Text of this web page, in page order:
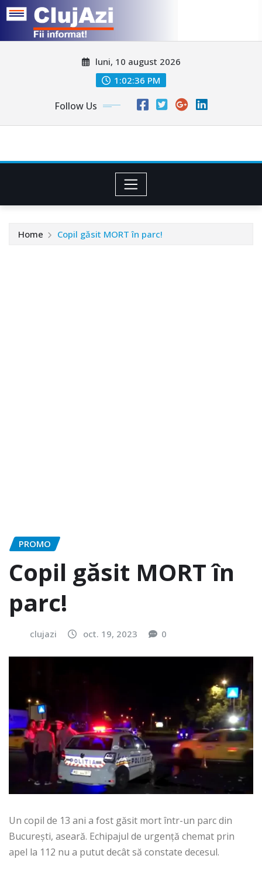
luni, 10 august 2026
1:02:39 PM
Follow Us
Home Copil găsit MORT în parc!
PROMO
Copil găsit MORT în
parc!
clujazi oct. 19, 2023 0
Un copil de 13 ani a fost găsit mort într-un parc din
București, aseară. Echipajul de urgență chemat prin
apel la 112 nu a putut decât să constate decesul.